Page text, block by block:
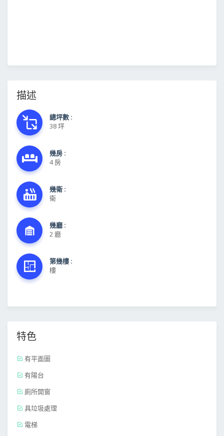
描述
總坪數 :
38 坪
幾房 :
4 房
幾衛 :
衛
幾廳 :
2 廳
第幾樓 :
樓
特色
有平面圖
有陽台
廁所開窗
具垃圾處理
電梯